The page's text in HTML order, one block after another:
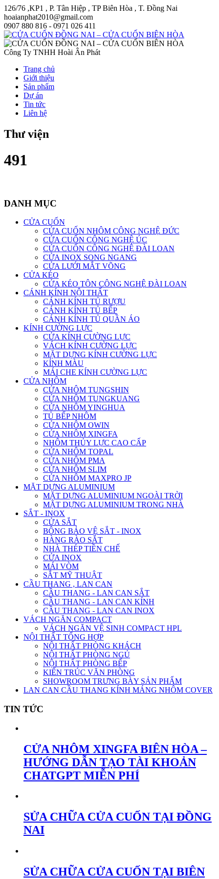
126/76 ,KP1 , P. Tân Hiệp , TP Biên Hòa , T. Đồng Nai
hoaianphat2010@gmail.com
0907 880 816 - 0971 026 411
Công Ty TNHH Hoài Ân Phát
Trang chủ
Giới thiệu
Sản phẩm
Dự án
Tin tức
Liên hệ
Thư viện
491
DANH MỤC
CỬA CUỐN
CỬA CUỐN NHÔM CÔNG NGHỆ ĐỨC
CỬA CUỐN CÔNG NGHỆ ÚC
CỬA CUỐN CÔNG NGHỆ ĐÀI LOAN
CỬA INOX SONG NGANG
CỬA LƯỚI MẮT VÕNG
CỬA KÉO
CỬA KÉO TÔN CÔNG NGHỆ ĐÀI LOAN
CÁNH KÍNH NỘI THẤT
CÁNH KÍNH TỦ RƯỢU
CÁNH KÍNH TỦ BẾP
CÁNH KÍNH TỦ QUẦN ÁO
KÍNH CƯỜNG LỰC
CỬA KÍNH CƯỜNG LỰC
VÁCH KÍNH CƯỜNG LỰC
MẶT DỰNG KÍNH CƯỜNG LỰC
KÍNH MÀU
MÁI CHE KÍNH CƯỜNG LỰC
CỬA NHÔM
CỬA NHÔM TUNGSHIN
CỬA NHÔM TUNGKUANG
CỬA NHÔM YINGHUA
TỦ BẾP NHÔM
CỬA NHÔM OWIN
CỬA NHÔM XINGFA
NHÔM THỦY LỰC CAO CẤP
CỬA NHÔM TOPAL
CỬA NHÔM PMA
CỬA NHÔM SLIM
CỬA NHÔM MAXPRO JP
MẶT DỰNG ALUMINIUM
MẶT DỰNG ALUMINIUM NGOÀI TRỜI
MẶT DỰNG ALUMINIUM TRONG NHÀ
SẮT - INOX
CỬA SẮT
BÔNG BẢO VỆ SẮT - INOX
HÀNG RÀO SẮT
NHÀ THÉP TIỀN CHẾ
CỬA INOX
MÁI VÒM
SẮT MỸ THUẬT
CẦU THANG , LAN CAN
CẦU THANG - LAN CAN SẮT
CẦU THANG - LAN CAN KÍNH
CẦU THANG - LAN CAN INOX
VÁCH NGĂN COMPACT
VÁCH NGĂN VỆ SINH COMPACT HPL
NỘI THẤT TỔNG HỢP
NỘI THẤT PHÒNG KHÁCH
NỘI THẤT PHÒNG NGỦ
NỘI THẤT PHÒNG BẾP
KIẾN TRÚC VĂN PHÒNG
SHOWROOM TRƯNG BÀY SẢN PHẨM
LAN CAN CẦU THANG KÍNH MÁNG NHÔM COVER
TIN TỨC
CỬA NHÔM XINGFA BIÊN HÒA –
HƯỚNG DẪN TẠO TÀI KHOẢN
CHATGPT MIỄN PHÍ
SỬA CHỮA CỬA CUỐN TẠI ĐỒNG
NAI
SỬA CHỮA CỬA CUỐN TẠI BIÊN